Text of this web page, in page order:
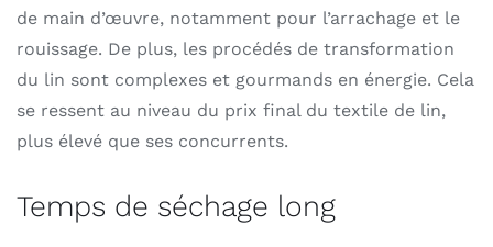
de main d’œuvre, notamment pour l’arrachage et le
rouissage. De plus, les procédés de transformation
du lin sont complexes et gourmands en énergie. Cela
se ressent au niveau du prix final du textile de lin,
plus élevé que ses concurrents.
Temps de séchage long